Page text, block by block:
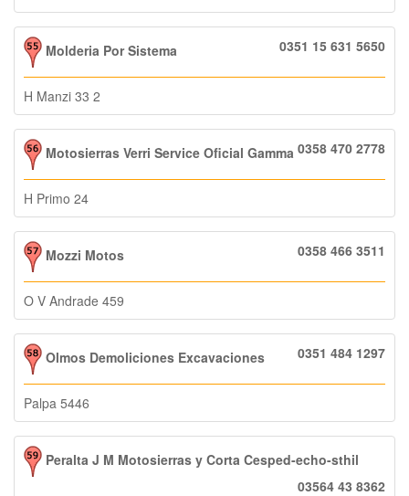
Molderia Por Sistema 0351 15 631 5650
H Manzi 33 2
Motosierras Verri Service Oficial Gamma 0358 470 2778
H Primo 24
Mozzi Motos 0358 466 3511
O V Andrade 459
Olmos Demoliciones Excavaciones 0351 484 1297
Palpa 5446
Peralta J M Motosierras y Corta Cesped-echo-sthil
03564 43 8362